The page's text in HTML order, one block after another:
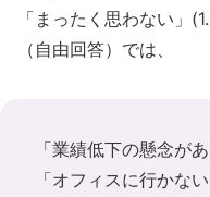
「まったく思わない」
（自由回答）では、
「業績低下の懸念があ
「オフィスに行かな